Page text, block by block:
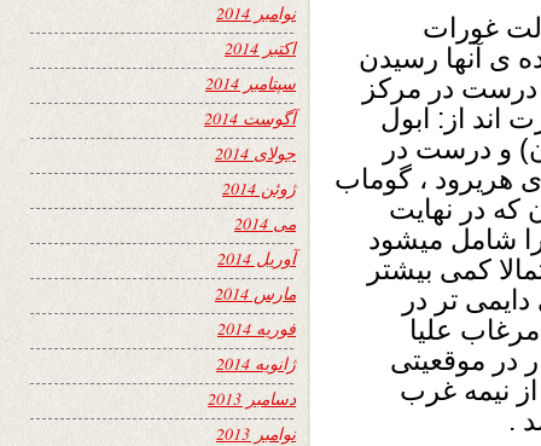
غورات
ی آنها رسیدن
درست در مرکز
اند از: ابول
و درست در
هریرود ، گوماب
که در نهایت
را شامل میشود
کمی بیشتر
تر در
علیا
در موقعیتی
نیمه غرب
.
نوامبر 2014
اکتبر 2014
سپتامبر 2014
آگوست 2014
جولای 2014
ژوئن 2014
می 2014
آوریل 2014
مارس 2014
فوریه 2014
ژانویه 2014
دسامبر 2013
نوامبر 2013